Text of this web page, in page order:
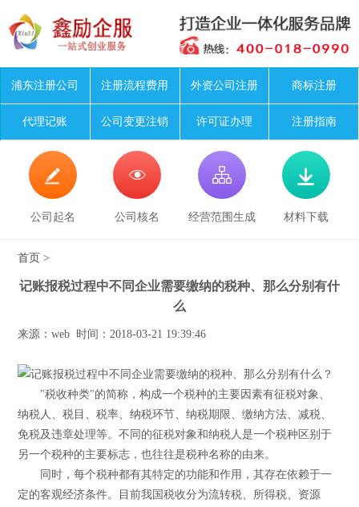
浦东注册公司 注册流程费用 外资公司注册 商标注册
代理记账 公司变更注销 许可证办理 注册指南

公司起名

公司核名

经营范围生成

材料下载
首页 >
记账报税过程中不同企业需要缴纳的税种、那么分别有什
么
来源：web 时间：2018-03-21 19:39:46
"税收种类"的简称，构成一个税种的主要因素有征税对象、
纳税人、税目、税率、纳税环节、纳税期限、缴纳方法、减税、
免税及违章处理等。不同的征税对象和纳税人是一个税种区别于
另一个税种的主要标志，也往往是税种名称的由来。
同时，每个税种都有其特定的功能和作用，其存在依赖于一
定的客观经济条件。目前我国税收分为流转税、所得税、资源